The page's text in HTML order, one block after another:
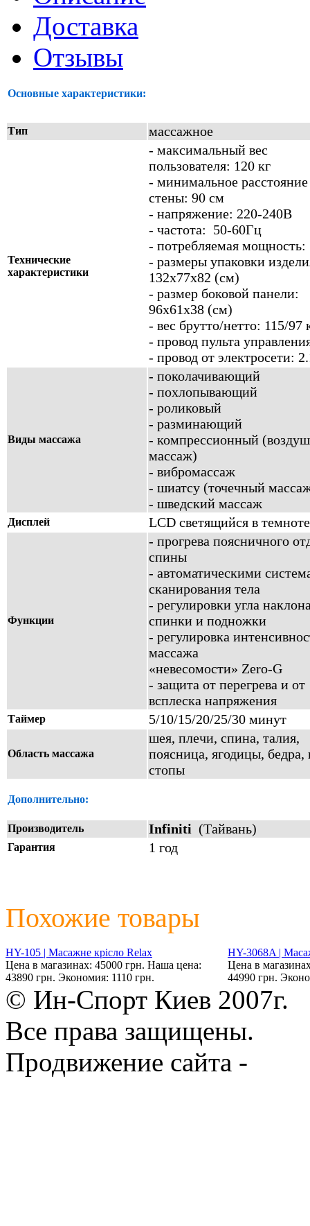
Доставка
Отзывы
Основные характеристики:
Тип массажное
Технические
характеристики
- максимальный вес
пользователя: 120 кг
- минимальное расстояние
стены: 90 см
- напряжение: 220-240В
- частота: 50-60Гц
- потребляемая мощность:
- размеры упаковки
132х77х82 (см)
- размер боковой панели:
96х61х38 (см)
- вес брутто/нетто: 115/97
- провод пульта
- провод от электросети:
Виды массажа
- поколачивающий
- похлопывающий
- роликовый
- разминающий
- компрессионный
массаж)
- вибромассаж
- шиатсу (точечный
- шведский массаж
Дисплей LCD светящийся в темноте
Функции
- прогрева поясничного
спины
- автоматическими
сканирования тела
- регулировки угла
спинки и подножки
- регулировка
массажа
«невесомости» Zero-G
- защита от перегрева и от
всплеска напряжения
Таймер 5/10/15/20/25/30 минут
Область массажа
шея, плечи, спина, талия,
поясница, ягодицы, бедра,
стопы
Дополнительно:
Производитель Infiniti (Тайвань)
Гарантия 1 год
Похожие товары
HY-105 | Масажне крісло Relax
Цена в магазинах: 45000 грн. Наша цена:
43890 грн. Экономия: 1110 грн.
HY-3068A |
Цена в
44990 грн.
© Ин-Спорт Киев 2007г.
Все права защищены.
Продвижение сайта -